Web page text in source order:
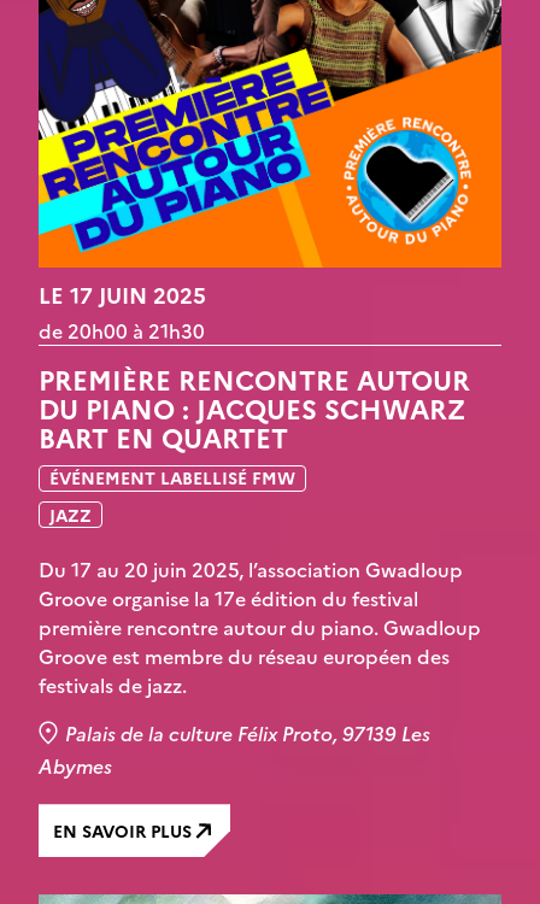
LE 17 JUIN 2025
de 20h00 à 21h30
PREMIÈRE RENCONTRE AUTOUR
DU PIANO : JACQUES SCHWARZ
BART EN QUARTET
ÉVÉNEMENT LABELLISÉ FMW
JAZZ
Du 17 au 20 juin 2025, l’association Gwadloup
Groove organise la 17e édition du festival
première rencontre autour du piano. Gwadloup
Groove est membre du réseau européen des
festivals de jazz.
Palais de la culture Félix Proto, 97139 Les
Abymes
EN SAVOIR PLUS